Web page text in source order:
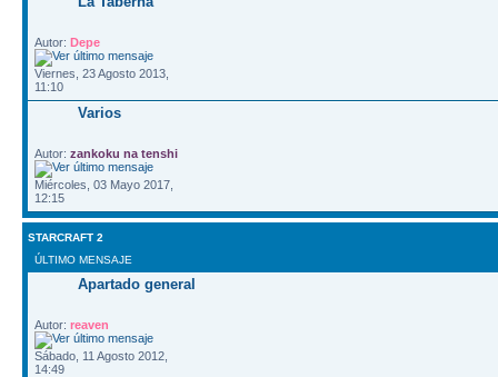
Autor: Depe
Viernes, 23 Agosto 2013,
11:10
Varios
Autor: zankoku na tenshi
Miércoles, 03 Mayo 2017,
12:15
STARCRAFT 2
ÚLTIMO MENSAJE
Apartado general
Autor: reaven
Sábado, 11 Agosto 2012,
14:49